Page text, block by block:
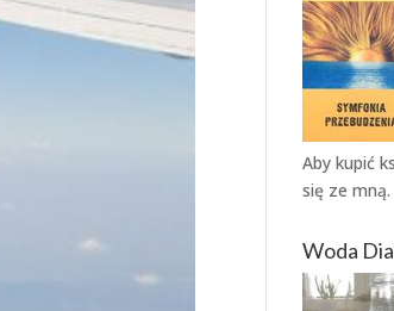
Aby kupić
się ze mną.
Woda